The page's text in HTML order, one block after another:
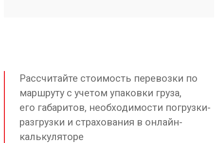
Рассчитайте стоимость перевозки по
маршруту с учетом упаковки груза,
его габаритов, необходимости погрузки-
разгрузки и страхования в онлайн-
калькуляторе